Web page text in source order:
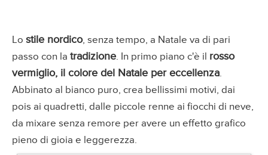
Lo stile nordico, senza tempo, a Natale va di pari
passo con la tradizione. In primo piano c'è il rosso
vermiglio, il colore del Natale per eccellenza.
Abbinato al bianco puro, crea bellissimi motivi, dai
pois ai quadretti, dalle piccole renne ai fiocchi di neve,
da mixare senza remore per avere un effetto grafico
pieno di gioia e leggerezza.